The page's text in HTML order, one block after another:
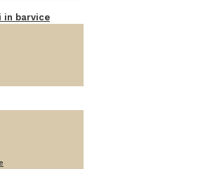
in barvice